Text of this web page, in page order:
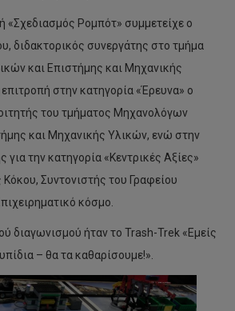
«Σχεδιασμός Ρομπότ» συμμετείχε ο
διδακτορικός συνεργάτης στο τμήμα
και Επιστήμης και Μηχανικής
στην κατηγορία «Έρευνα» ο
του τμήματος Μηχανολόγων
και Μηχανικής Υλικών, ενώ στην
για την κατηγορία «Κεντρικές Αξίες»
Κόκου, Συντονιστής του Γραφείου
κόσμο.
διαγωνισμού ήταν το Trash-Trek «Εμείς
– θα τα καθαρίσουμε!».